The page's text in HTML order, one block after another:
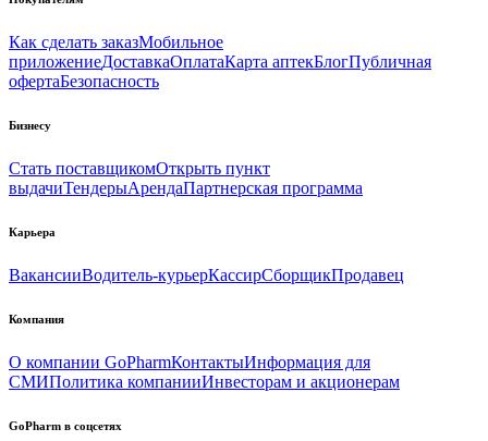
Как сделать заказМобильное
приложениеДоставкаОплатаКарта аптекБлогПубличная
офертаБезопасность
Бизнесу
Стать поставщикомОткрыть пункт
выдачиТендерыАрендаПартнерская программа
Карьера
ВакансииВодитель-курьерКассирСборщикПродавец
Компания
О компании GoPharmКонтактыИнформация для
СМИПолитика компанииИнвесторам и акционерам
GoPharm в соцсетях